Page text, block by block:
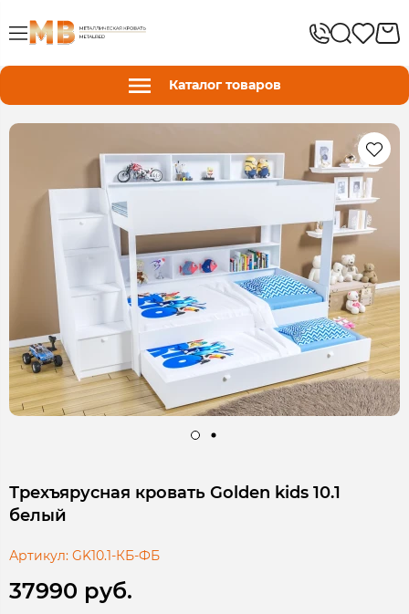
Каталог товаров
Трехъярусная кровать Golden kids 10.1
белый
Артикул: GK10.1-КБ-ФБ
37990 руб.